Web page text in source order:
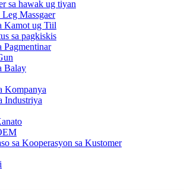
sa hawak ug tiyan
Massgaer
Kamot ug Tiil
sa pagkiskis
Pagmentinar
Balay
Kompanya
Industriya
sa Kooperasyon sa Kustomer